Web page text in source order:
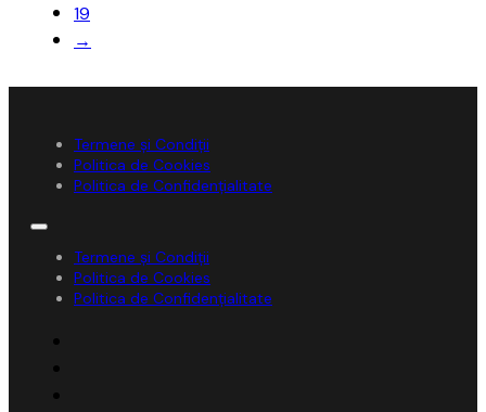
19
→
Termene și Condiții
Politica de Cookies
Politica de Confidențialitate
Termene și Condiții
Politica de Cookies
Politica de Confidențialitate